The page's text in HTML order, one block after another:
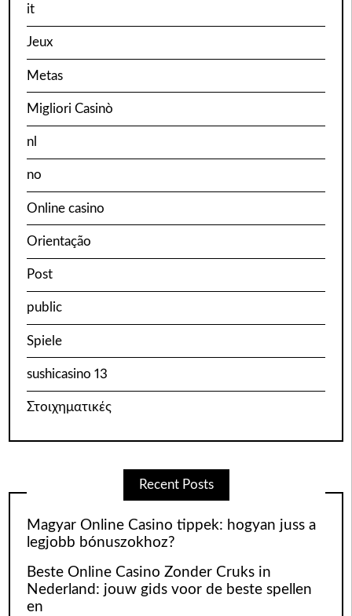
it
Jeux
Metas
Migliori Casinò
nl
no
Online casino
Orientação
Post
public
Spiele
sushicasino 13
Στοιχηματικές
Recent Posts
Magyar Online Casino tippek: hogyan juss a
legjobb bónuszokhoz?
Beste Online Casino Zonder Cruks in
Nederland: jouw gids voor de beste spellen
en